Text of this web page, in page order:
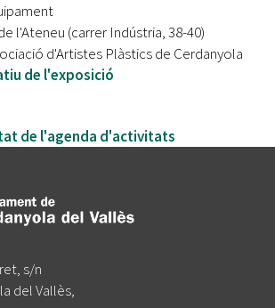
l'Ateneu (carrer Indústria, 38-40)
d'Artistes Plàstics de Cerdanyola
de l'exposició
de l'agenda d'activitats
s/n
del Vallès,